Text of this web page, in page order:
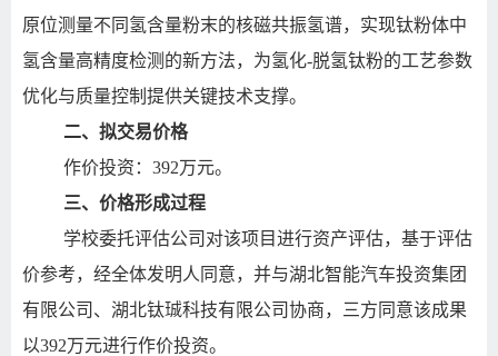
原位测量不同氢含量粉末的核磁共振氢谱，实现钛粉体中
氢含量高精度检测的新方法，为氢化-脱氢钛粉的工艺参数
优化与质量控制提供关键技术支撑。
二、拟交易价格
作价投资：392万元。
三、价格形成过程
学校委托评估公司对该项目进行资产评估，基于评估
价参考，经全体发明人同意，并与湖北智能汽车投资集团
有限公司、湖北钛珹科技有限公司协商，三方同意该成果
以392万元进行作价投资。